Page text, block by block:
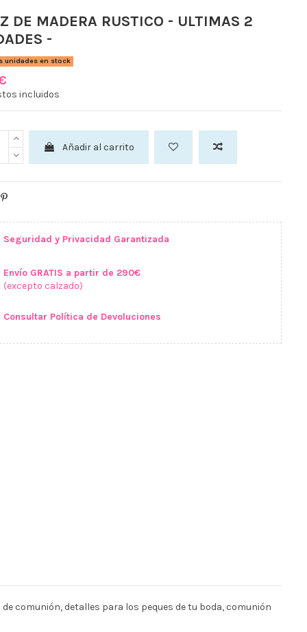
DE MADERA RUSTICO - ULTIMAS 2
-
unidades en stock
incluidos
Añadir al carrito
Seguridad y Privacidad Garantizada
Envío GRATIS a partir de 290€
(excepto calzado)
Consultar Política de Devoluciones
comunión, detalles para los peques de tu boda, comunión